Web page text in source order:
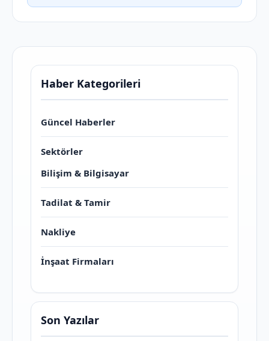
Haber Kategorileri
Güncel Haberler
Sektörler
Bilişim & Bilgisayar
Tadilat & Tamir
Nakliye
İnşaat Firmaları
Son Yazılar